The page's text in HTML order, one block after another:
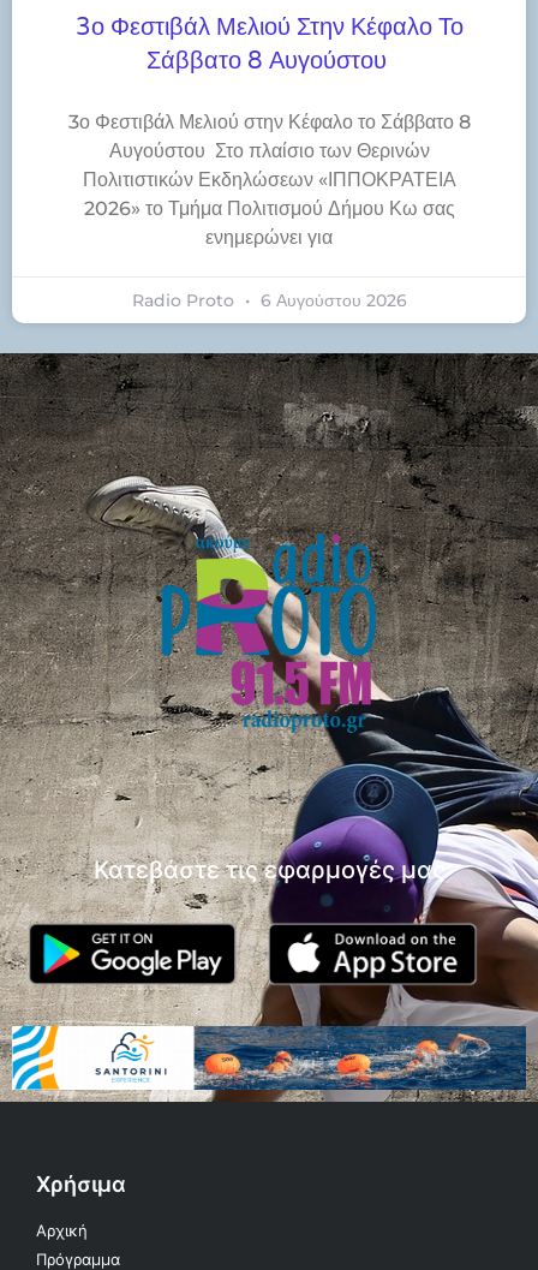
3ο Φεστιβάλ Μελιού Στην Κέφαλο Το
Σάββατο 8 Αυγούστου
3ο Φεστιβάλ Μελιού στην Κέφαλο το Σάββατο 8
Αυγούστου Στο πλαίσιο των Θερινών
Πολιτιστικών Εκδηλώσεων «ΙΠΠΟΚΡΑΤΕΙΑ
2026» το Τμήμα Πολιτισμού Δήμου Κω σας
ενημερώνει για
Radio Proto 6 Αυγούστου 2026
Κατεβάστε τις εφαρμογές μας
Χρήσιμα
Αρχική
Πρόγραμμα